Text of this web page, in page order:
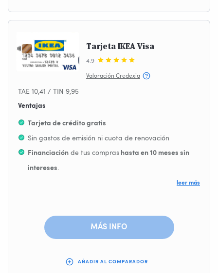
Tarjeta IKEA Visa
4.9
Valoración Credexia
TAE 10,41 / TIN 9,95
Ventajas
leer más
Tarjeta de crédito gratis
Sin gastos de emisión ni cuota de renovación
Financiación de tus compras hasta en 10 meses sin
intereses.
MÁS INFO
AÑADIR AL COMPARADOR